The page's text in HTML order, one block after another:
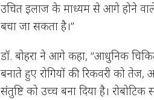
उचित इलाज के माध्यम से आगे होने
बचा जा सकता है।”
डॉ. बोहरा ने आगे कहा, “आधुनिक
बनाते हुए रोगियों की रिकवरी को
संतुष्टि को उच्च बना दिया है।